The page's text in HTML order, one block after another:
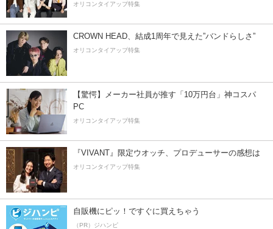
オリコンタイアップ特集
CROWN HEAD、結成1周年で見えた”バンドらしさ”
オリコンタイアップ特集
【驚愕】メーカー社員が推す「10万円台」神コスパ
PC
オリコンタイアップ特集
『VIVANT』限定ウオッチ、プロデューサーの感想は
オリコンタイアップ特集
自販機にピッ！ですぐに買えちゃう
（PR）ジハンピ